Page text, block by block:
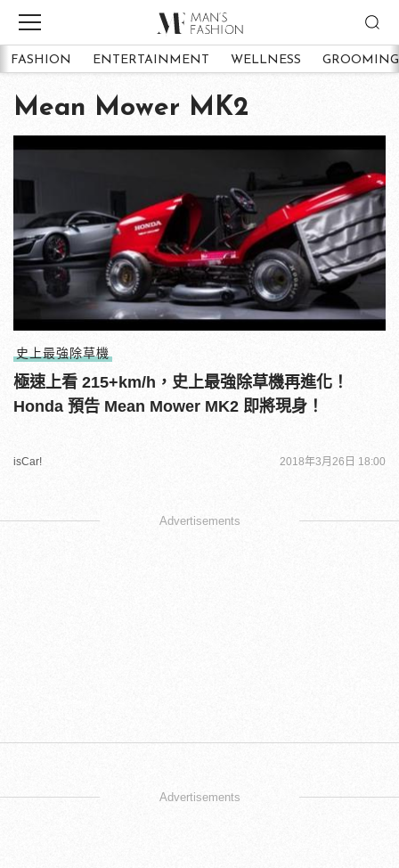
FASHION ENTERTAINMENT WELLNESS GROOMING
Mean Mower MK2
史上最強除草機
極速上看 215+km/h，史上最強除草機再進化！
Honda 預告 Mean Mower MK2 即將現身！
isCar! 2018年3月26日 18:00
Advertisements
Advertisements